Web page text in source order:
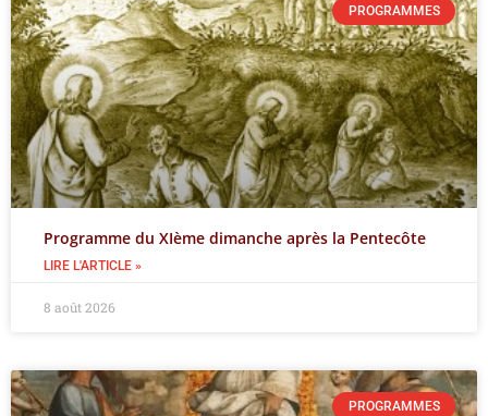
PROGRAMMES
Programme du XIème dimanche après la Pentecôte
LIRE L'ARTICLE »
8 août 2026
PROGRAMMES